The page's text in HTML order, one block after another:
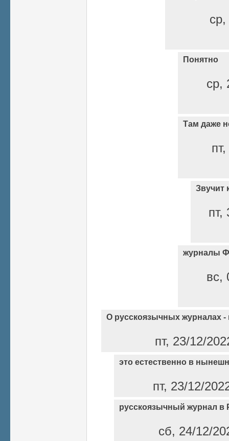
Понятно
ср,
Там даже
Звучит
пт,
журналы
вс,
О русскоязычных журналах
пт, 23/12/
это естественно в
пт, 23/12/
русскоязычный журнал в
сб, 24/12/